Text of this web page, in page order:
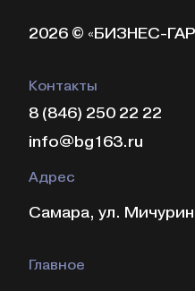
2026 © «БИЗНЕС-
Контакты
8 (846) 250 22 22
info@bg163.ru
Адрес
Самара, ул.
Главное